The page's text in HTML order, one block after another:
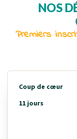
NOS
Premiers
Coup de cœur
11 jours